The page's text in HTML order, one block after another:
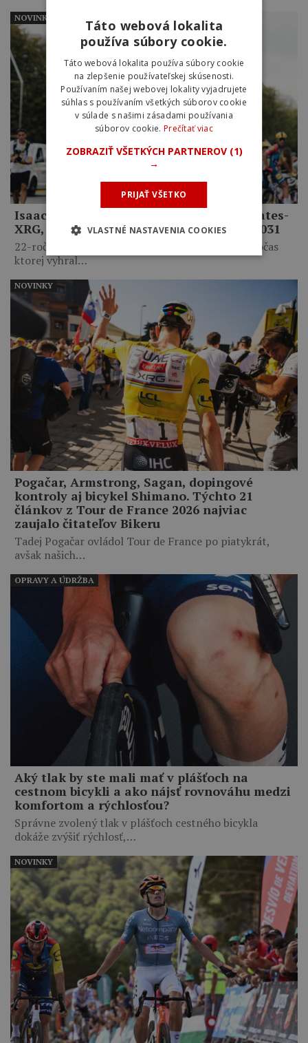
Isaac del Toro zostane v tíme UAE Emirates-
XRG, zmluvu predĺžil až do konca roka 2031
22-ročný Mexičan má za sebou životnú sezónu, počas
ktorej vyhral…
NOVINKY
Pogačar, Armstrong, Sagan, dopingové
kontroly aj bicykel Shimano. Týchto 21
článkov z Tour de France 2026 najviac
zaujalo čitateľov Bikeru
Tadej Pogačar ovládol Tour de France po piatykrát,
avšak našich…
NOVINKY
Aký tlak by ste mali mať v plášťoch na
cestnom bicykli a ako nájsť rovnováhu medzi
komfortom a rýchlosťou?
Správne zvolený tlak v plášťoch cestného bicykla
dokáže zvýšiť rýchlosť,…
OPRAVY A ÚDRŽBA
NOVINKY
Táto webová lokalita
používa súbory cookie.
Táto webová lokalita používa súbory cookie
na zlepšenie používateľskej skúsenosti.
Používaním našej webovej lokality vyjadrujete
súhlas s používaním všetkých súborov cookie
v súlade s našimi zásadami používania
súborov cookie. Prečítať viac
ZOBRAZIŤ VŠETKÝCH PARTNEROV (1)
→
PRIJAŤ VŠETKO
VLASTNÉ NASTAVENIA COOKIES